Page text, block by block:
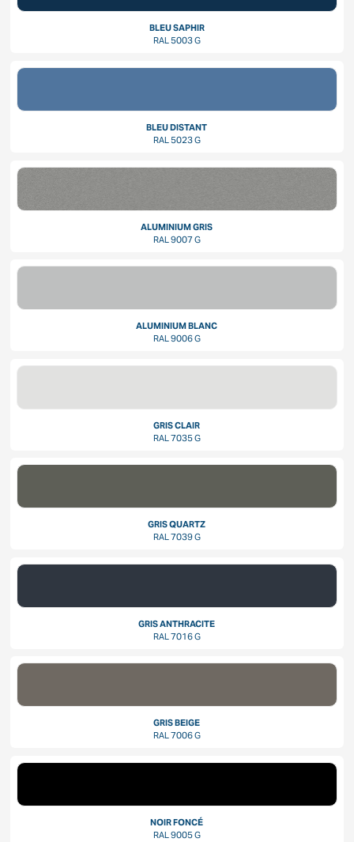
BLEU SAPHIR
RAL 5003 G
BLEU DISTANT
RAL 5023 G
ALUMINIUM GRIS
RAL 9007 G
ALUMINIUM BLANC
RAL 9006 G
GRIS CLAIR
RAL 7035 G
GRIS QUARTZ
RAL 7039 G
GRIS ANTHRACITE
RAL 7016 G
GRIS BEIGE
RAL 7006 G
NOIR FONCÉ
RAL 9005 G